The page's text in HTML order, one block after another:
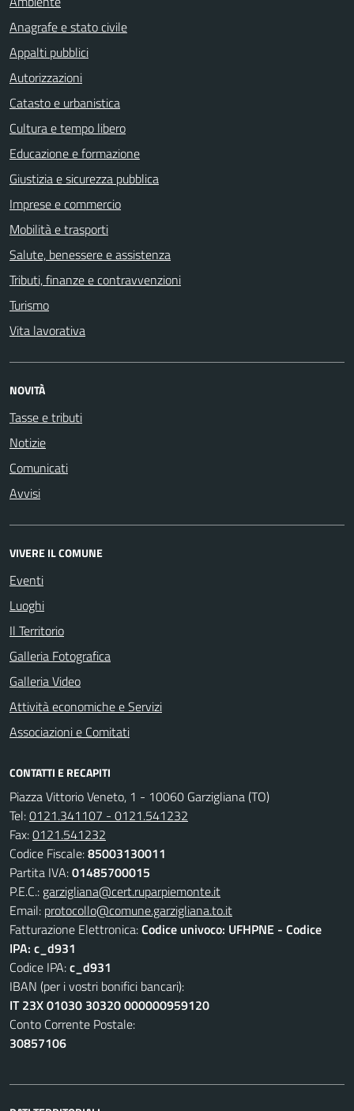
Anagrafe e stato civile
Appalti pubblici
Autorizzazioni
Catasto e urbanistica
Cultura e tempo libero
Educazione e formazione
Giustizia e sicurezza pubblica
Imprese e commercio
Mobilità e trasporti
Salute, benessere e assistenza
Tributi, finanze e contravvenzioni
Turismo
Vita lavorativa
NOVITÀ
Tasse e tributi
Notizie
Comunicati
Avvisi
VIVERE IL COMUNE
Eventi
Luoghi
Il Territorio
Galleria Fotografica
Galleria Video
Attività economiche e Servizi
Associazioni e Comitati
CONTATTI E RECAPITI
Piazza Vittorio Veneto, 1 - 10060 Garzigliana (TO)
Tel:0121.341107 - 0121.541232
Fax:0121.541232
Codice Fiscale:85003130011
Partita IVA:01485700015
P.E.C.: garzigliana@cert.ruparpiemonte.it
Email: protocollo@comune.garzigliana.to.it
Fatturazione Elettronica:Codice univoco: UFHPNE - Codice
IPA: c_d931
Codice IPA:c_d931
IBAN (per i vostri bonifici bancari):
IT 23X 01030 30320 000000959120
Conto Corrente Postale:
30857106